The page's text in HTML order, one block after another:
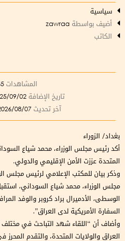
سياسية
أضيف بواسطة
الكاتب
المشاهدات
تاريخ الإضافة 02 - 9:27 PM
آخر تحديث 08/07 - 3:10 AM
بغداد/ الزوراء
أكد رئيس مجلس الوزراء، محمد شياع
المتحدة عززت الأمن الإقليمي والدولي.
وذكر بيان للمكتب الإعلامي لرئيس مجلس
مجلس الوزراء، محمد شياع السوداني، استقبل
الوسطى، الأدميرال براد كروبر والوفد
السفارة الأمريكية لدى العراق”.
وأضاف أن “اللقاء شهد التباحث في مختلف
العراق والولايات المتحدة، والتقدم